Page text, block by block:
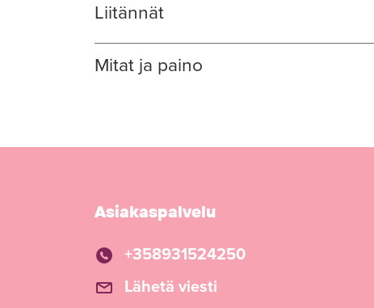
Liitännät
Mitat ja paino
Asiakaspalvelu
+358931524250
Lähetä viesti